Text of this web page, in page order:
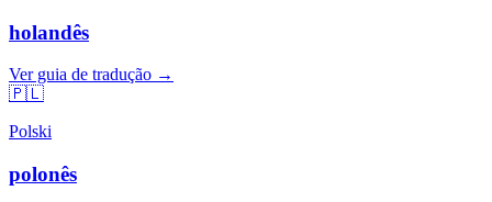
holandês
Ver guia de tradução →
🇵🇱
Polski
polonês